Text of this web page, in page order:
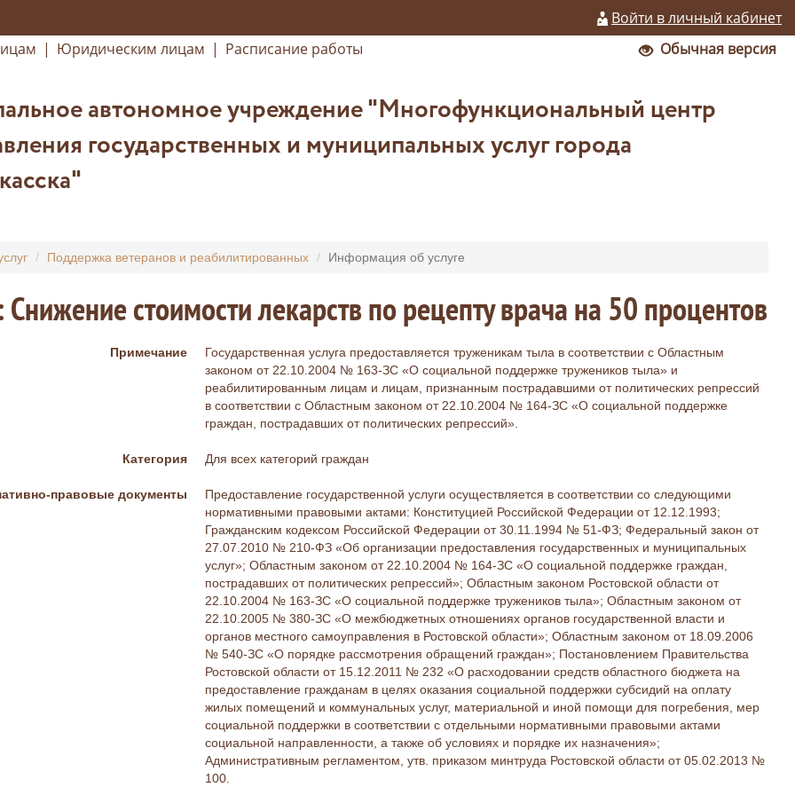
Войти в личный кабинет
| Юридическим лицам | Расписание работы Обычная версия
автономное учреждение "Многофункциональный центр
государственных и муниципальных услуг города
Поддержка ветеранов и реабилитированных Информация об услуге
Снижение стоимости лекарств по рецепту врача на 50 процентов
Примечание
Государственная услуга предоставляется труженикам тыла в соответствии с Областным
законом от 22.10.2004 № 163-ЗС «О социальной поддержке тружеников тыла» и
реабилитированным лицам и лицам, признанным пострадавшими от политических репрессий
в соответствии с Областным законом от 22.10.2004 № 164-ЗС «О социальной поддержке
граждан, пострадавших от политических репрессий».
Категория Для всех категорий граждан
правовые документы
Предоставление государственной услуги осуществляется в соответствии со следующими
нормативными правовыми актами: Конституцией Российской Федерации от 12.12.1993;
Гражданским кодексом Российской Федерации от 30.11.1994 № 51-ФЗ; Федеральный закон от
27.07.2010 № 210-ФЗ «Об организации предоставления государственных и муниципальных
услуг»; Областным законом от 22.10.2004 № 164-ЗС «О социальной поддержке граждан,
пострадавших от политических репрессий»; Областным законом Ростовской области от
22.10.2004 № 163-ЗС «О социальной поддержке тружеников тыла»; Областным законом от
22.10.2005 № 380-ЗС «О межбюджетных отношениях органов государственной власти и
органов местного самоуправления в Ростовской области»; Областным законом от 18.09.2006
№ 540-ЗС «О порядке рассмотрения обращений граждан»; Постановлением Правительства
Ростовской области от 15.12.2011 № 232 «О расходовании средств областного бюджета на
предоставление гражданам в целях оказания социальной поддержки субсидий на оплату
жилых помещений и коммунальных услуг, материальной и иной помощи для погребения, мер
социальной поддержки в соответствии с отдельными нормативными правовыми актами
социальной направленности, а также об условиях и порядке их назначения»;
Административным регламентом, утв. приказом минтруда Ростовской области от 05.02.2013 №
100.